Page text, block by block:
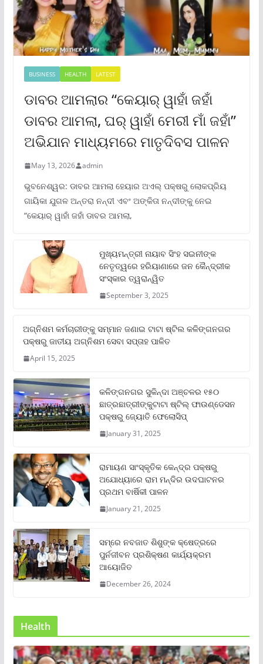
BUSINESS HEALTH LATEST
ଡାବର ଆମଲାର “କେୟାର୍ ୱାହାଁ ଜହାଁ
ଡାବର ଆମଲା, ଘର୍ ୱାହାଁ ମେରୀ ମାଁ ଜହାଁ”
ଅଭିଯାନ ମାଧ୍ୟମରେ ମାତୃଦିବସ ପାଳନ
May 13, 2026 admin
ଭୁବନେଶ୍ୱର: ଡାବର ଆମଲା ହେୟାର ଅଏଲ୍ ପକ୍ଷରୁ ଲୋକପ୍ରିୟ
ଗାୟିକା ଯୁଗଳ ଅନ୍ତରା ନନ୍ଦୀ ଏବଂ ଅଙ୍କିତା ନନ୍ଦୀଙ୍କୁ ନେଇ
“କେୟାର୍ ୱାହାଁ ଜହାଁ ଡାବର ଆମଲା,
ମୁଖ୍ୟମନ୍ତ୍ରୀ ନାୟାବ ସିଂହ ସଇନୀଙ୍କ
ନେତୃତ୍ୱରେ ହରିୟାଣାରେ ଜନ କୈନ୍ଦ୍ରୀକ
ସଂସ୍କାର ତ୍ୱରାନ୍ୱିତ
September 3, 2025
ଅଗ୍ନିଶମ କର୍ମଚାରୀଙ୍କୁ ସମ୍ମାନ ଜଣାଇ ଟାଟା ଷ୍ଟିଲ କଳିଙ୍ଗନଗର
ପକ୍ଷରୁ ଜାତୀୟ ଅଗ୍ନିଶମ ସେବା ସପ୍ତାହ ପାଳିତ
April 15, 2025
କଳିଙ୍ଗନଗର ସୁକିନ୍ଦା ଅଞ୍ଚଳର ୧୫୦
ଛାତ୍ରଛାତ୍ରୀଙ୍କୁଟାଟା ଷ୍ଟିଲ୍ ଫାଉଣ୍ଡେସନ
ପକ୍ଷରୁ ଜ୍ୟୋତି ଫେଲୋସିପ୍‌
January 31, 2025
ରାମାୟଣ ସାଂସ୍କୃତିକ କେନ୍ଦ୍ର ପକ୍ଷରୁ
ଅଯୋଧ୍ୟାରେ ରାମ ମନ୍ଦିର ଉଦଘାଟନର
ପ୍ରଥମ ବାର୍ଷିକୀ ପାଳନ
January 21, 2025
ସମ୍‌ରେ ନବଜାତ ଶିଶୁଙ୍କ କ୍ଷେତ୍ରରେ
ପୁର୍ନଜୀବନ ପ୍ରଶିକ୍ଷଣ କାର୍ଯ୍ୟକ୍ରମ
ଆୟୋଜିତ
December 26, 2024
Health